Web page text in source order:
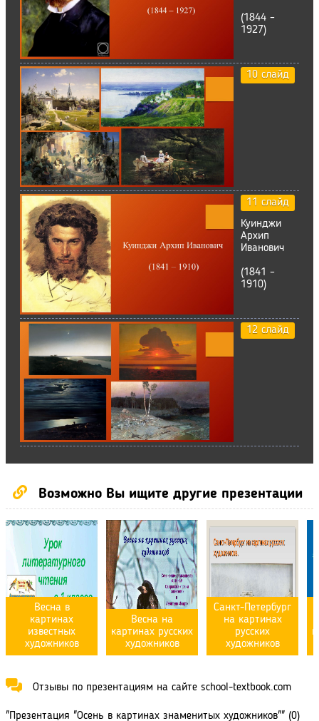
(1844 –
1927)
10 слайд
11 слайд
Куинджи
Архип
Иванович
(1841 –
1910)
12 слайд
Возможно Вы ищите другие презентации
Весна в
картинах
известных
художников
Весна на
картинах русских
художников
Санкт-Петербург
на картинах
русских
художников
Отзывы по презентациям на сайте school-textbook.com
"Презентация "Осень в картинах знаменитых художников"" (0)